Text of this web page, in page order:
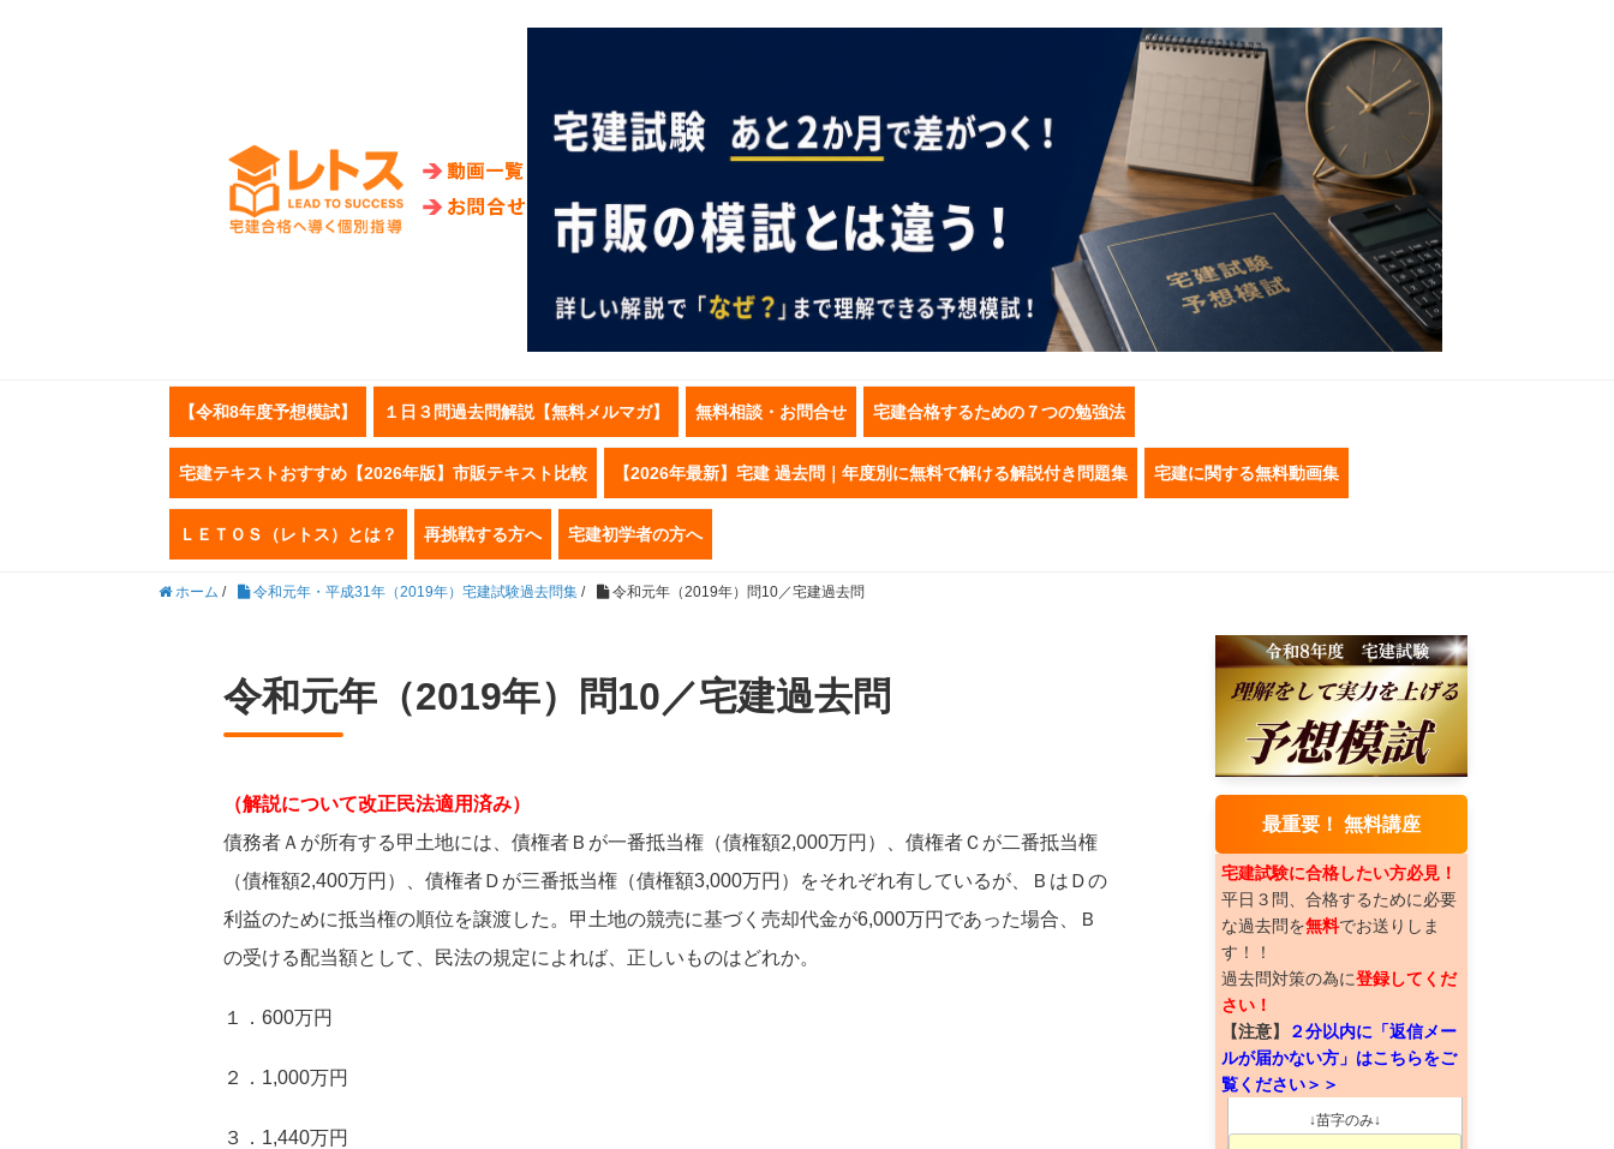
【令和8年度予想模試】 １日３問過去問解説【無料メルマガ】 無料相談・お問合せ 宅建合格するための７つの勉強法
宅建テキストおすすめ【2026年版】市販テキスト比較 【2026年最新】宅建 過去問｜年度別に無料で解ける解説付き問題集 宅建に関する無料動画集
ＬＥＴＯＳ（レトス）とは？ 再挑戦する方へ 宅建初学者の方へ
ホーム / 令和元年・平成31年（2019年）宅建試験過去問集 / 令和元年（2019年）問10／宅建過去問
令和元年（2019年）問10／宅建過去問
（解説について改正民法適用済み）
債務者Ａが所有する甲土地には、債権者Ｂが一番抵当権（債権額2,000万円）、債権者Ｃが二番抵当権
（債権額2,400万円）、債権者Ｄが三番抵当権（債権額3,000万円）をそれぞれ有しているが、ＢはＤの
利益のために抵当権の順位を譲渡した。甲土地の競売に基づく売却代金が6,000万円であった場合、Ｂ
の受ける配当額として、民法の規定によれば、正しいものはどれか。
１．600万円
２．1,000万円
３．1,440万円
最重要！ 無料講座
宅建試験に合格したい方必見！
平日３問、合格するために必要
な過去問を無料でお送りしま
す！！
過去問対策の為に登録してくだ
さい！
【注意】
２分以内に「返信メー
ルが届かない方」はこちらをご
覧ください＞＞
↓苗字のみ↓